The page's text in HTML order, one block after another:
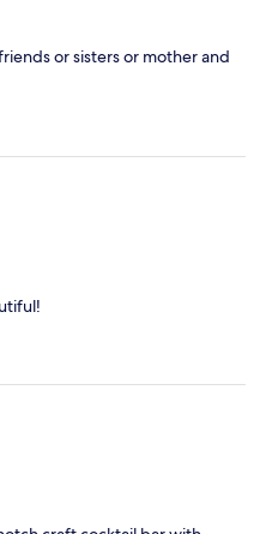
or sisters or mother and